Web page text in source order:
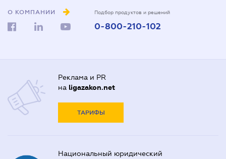
О КОМПАНИИ Подбор продуктов и решений
0-800-210-102
Реклама и PR
на ligazakon.net
ТАРИФЫ
Национальный юридический